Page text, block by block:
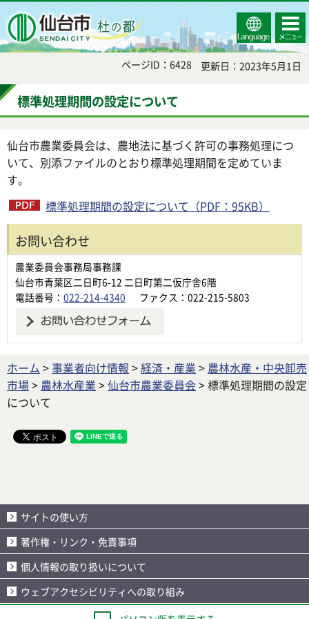
Select
Language
コンテ
ンツメ
ニュー
ページID：6428 更新日：2023年5月1日
標準処理期間の設定について
仙台市農業委員会は、農地法に基づく許可の事務処理につ
いて、別添ファイルのとおり標準処理期間を定めていま
す。
標準処理期間の設定について（PDF：95KB）
お問い合わせ
農業委員会事務局事務課
仙台市青葉区二日町6-12 二日町第二仮庁舎6階
電話番号： 022-214-4340 ファクス：022-215-5803
ホーム >事業者向け情報 >経済・産業 > 農林水産・中央卸売
市場> 農林水産業 >仙台市農業委員会> 標準処理期間の設定
について
サイトの使い方
著作権・リンク・免責事項
個人情報の取り扱いについて
ウェブアクセシビリティへの取り組み